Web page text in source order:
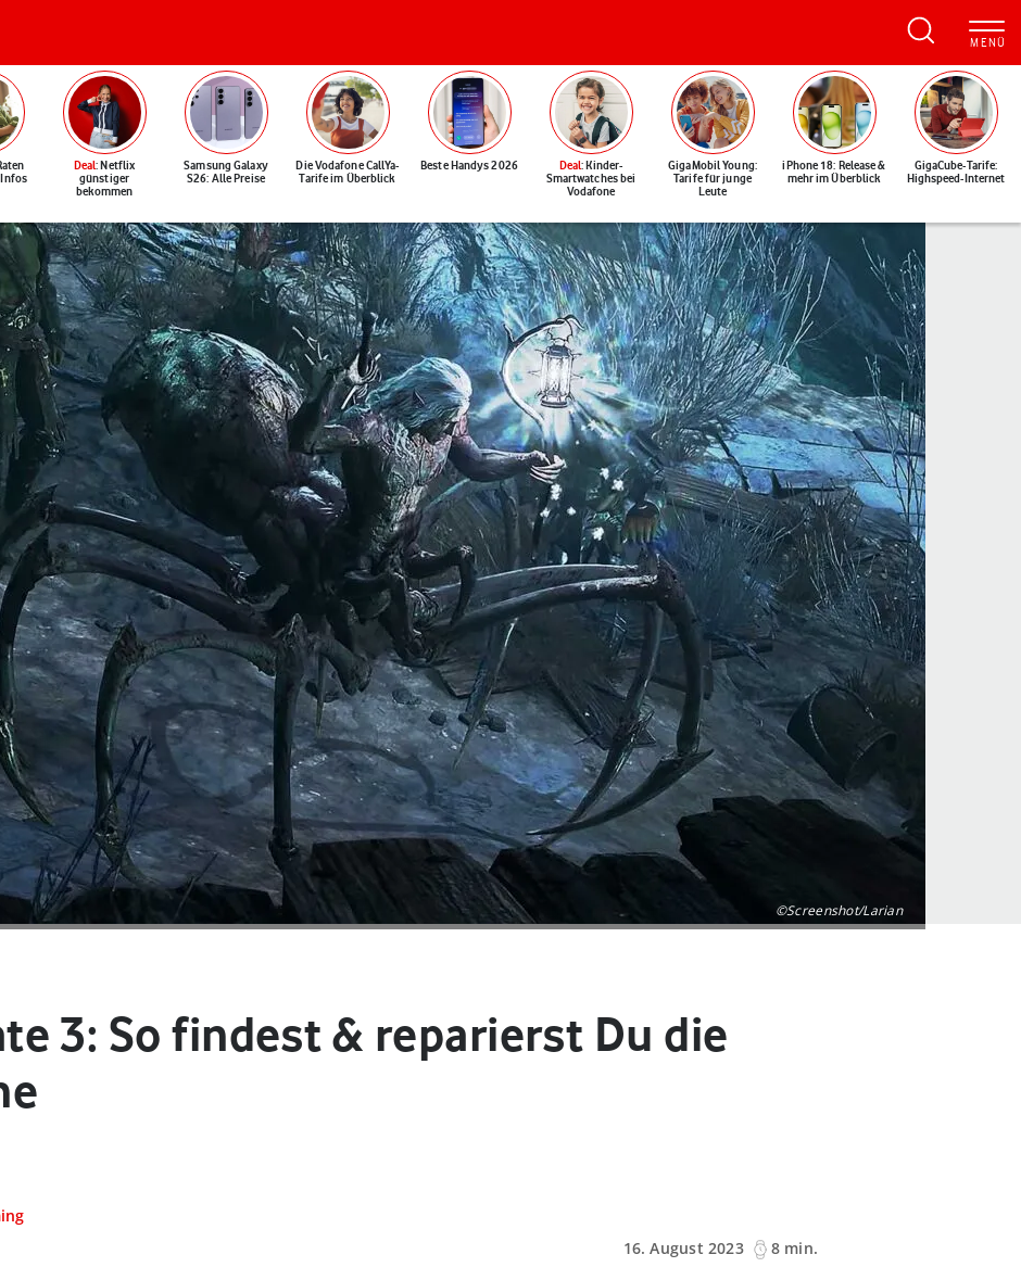
Deal: Netflix
günstiger
bekommen
Samsung Galaxy
S26: Alle Preise
Die Vodafone CallYa-
Tarife im Überblick
Beste Handys 2026 Deal: Kinder-
Smartwatches bei
Vodafone
GigaMobil Young:
Tarife für junge
Leute
iPhone 18: Release &
mehr im Überblick
GigaCube-Tarife:
Highspeed-Internet
©Screenshot/Larian
3: So findest & reparierst Du die
16. August 2023
8 min.